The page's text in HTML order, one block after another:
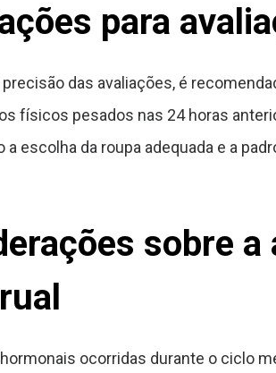
para
precisão das avaliações, é
físicos pesados nas 24 horas
a escolha da roupa adequada e a
sobre
ocorridas durante o ciclo